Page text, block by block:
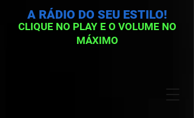
CLIQUE NO PLAY E O VOLUME NO
MÁXIMO
A RÁDIO DO SEU ESTILO!